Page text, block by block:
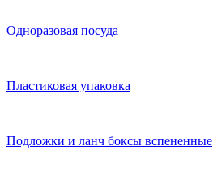
Одноразовая посуда
Пластиковая упаковка
Подложки и ланч боксы вспененные